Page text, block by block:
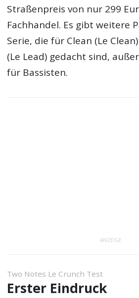
Straßenpreis von nur 299
Fachhandel. Es gibt weitere
Serie, die für Clean (Le
(Le Lead) gedacht sind,
für Bassisten.
ANZEIGE
Two Notes Le Crunch Test
Erster Eindruck